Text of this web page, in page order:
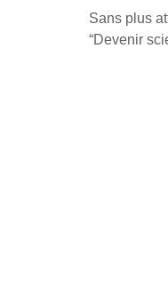
Sans plus
“Devenir